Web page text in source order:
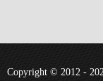
Copyright © 2012 -